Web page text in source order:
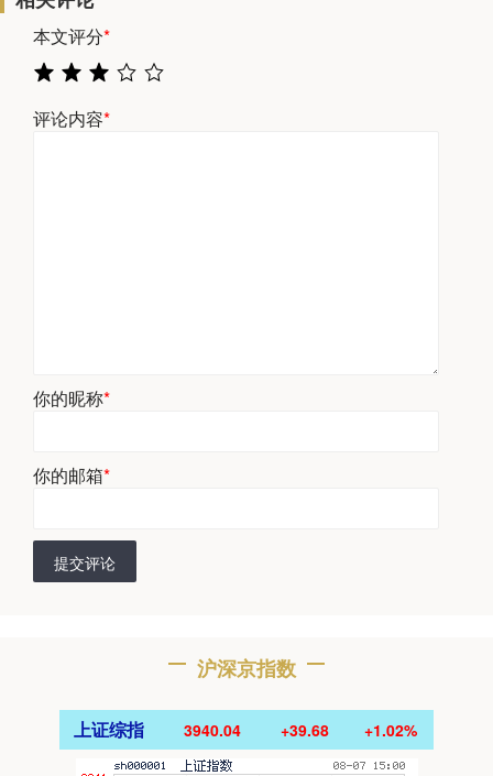
本文评分*
评论内容*
你的昵称*
你的邮箱*
提交评论
沪深京指数
上证综指 3940.04 +39.68 +1.02%